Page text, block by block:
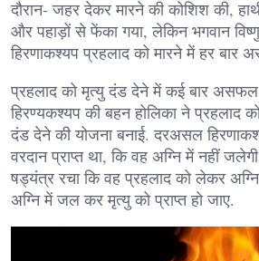
दौरान- जहर देकर मारने की कोशिश की,
और पहाड़ों से फेंका गया, लेकिन भगवान
हिरणाकश्यप प्रहलाद को मारने में हर बार
प्रहलाद को मृत्यु दंड देने में कई बार असफल
हिरण्यकश्यप की बहन होलिका ने
दंड देने की योजना बनाई. दरअसल
वरदान प्राप्त था, कि वह अग्नि में नहीं
षड्यंत्र रचा कि वह प्रहलाद को लेकर
अग्नि में जल कर मृत्यु को प्राप्त हो जाए.